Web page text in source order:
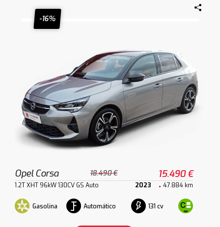
-16%
Opel Corsa 18.490 € 15.490 €
1.2T XHT 96kW 130CV GS Auto 2023 47.884 km
Gasolina Automático 131 cv